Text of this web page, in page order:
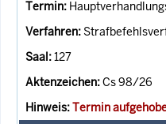
127
Cs 98/26
Termin